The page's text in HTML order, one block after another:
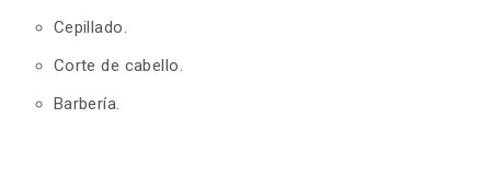
Cepillado.
Corte de cabello.
Barbería.